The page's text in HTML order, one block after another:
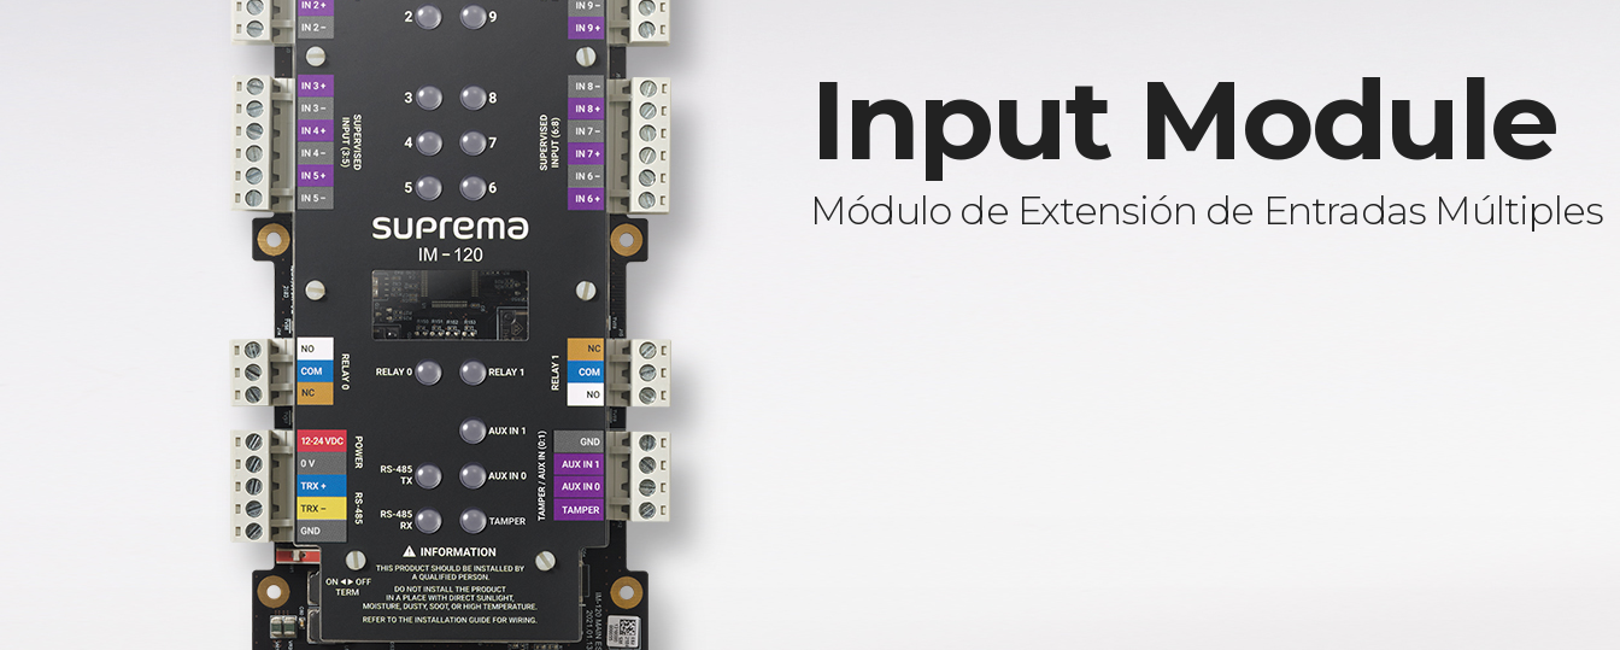
Input Module
Módulo de Extensión de Entradas Múltiples